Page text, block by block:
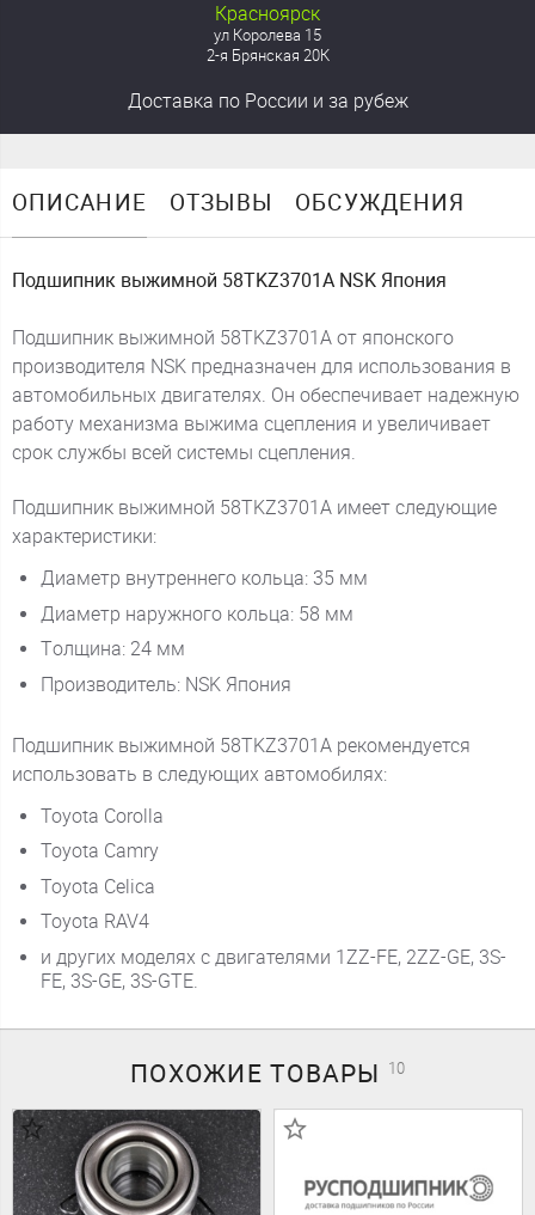
Красноярск
ул Королева 15
2-я Брянская 20К
Доставка по России и за рубеж
ОПИСАНИЕ ОТЗЫВЫ ОБСУЖДЕНИЯ
Подшипник выжимной 58TKZ3701A NSK Япония
Подшипник выжимной 58TKZ3701A от японского
производителя NSK предназначен для использования в
автомобильных двигателях. Он обеспечивает надежную
работу механизма выжима сцепления и увеличивает
срок службы всей системы сцепления.
Подшипник выжимной 58TKZ3701A имеет следующие
характеристики:
Диаметр внутреннего кольца: 35 мм
Диаметр наружного кольца: 58 мм
Толщина: 24 мм
Производитель: NSK Япония
Подшипник выжимной 58TKZ3701A рекомендуется
использовать в следующих автомобилях:
Toyota Corolla
Toyota Camry
Toyota Celica
Toyota RAV4
и других моделях с двигателями 1ZZ-FE, 2ZZ-GE, 3S-
FE, 3S-GE, 3S-GTE.
ПОХОЖИЕТОВАРЫ 10